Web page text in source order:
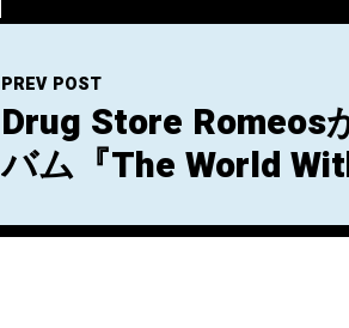
PREV POST
Drug Store Romeos
バム『The World
ス！「What's On